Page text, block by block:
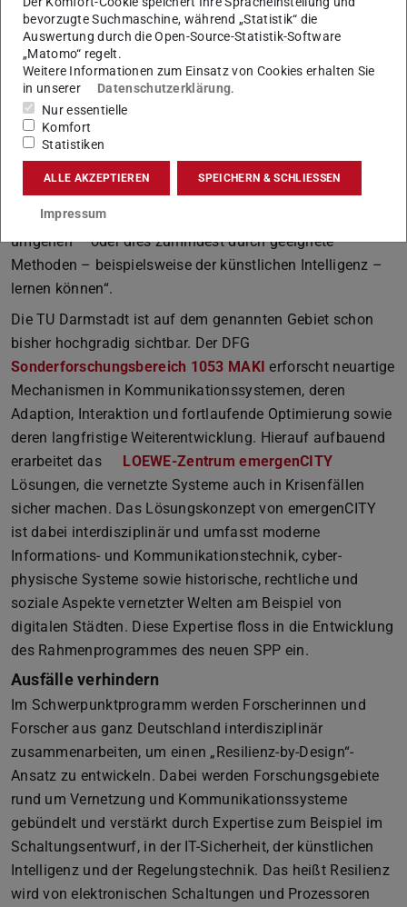
Prof. Matthias Hollick
Der SPP-Koordinator Prof. Falko Dressler ergänzt: „Diese
Kommunikationsnetze müssen mit einer stetig steigenden
Anzahl von bislang unbekannten Störungen und Angriffen
umgehen – oder dies zumindest durch geeignete
Methoden – beispielsweise der künstlichen Intelligenz –
lernen können“.
Die TU Darmstadt ist auf dem genannten Gebiet schon
bisher hochgradig sichtbar. Der DFG
Sonderforschungsbereich 1053 MAKI erforscht neuartige
Mechanismen in Kommunikationssystemen, deren
Adaption, Interaktion und fortlaufende Optimierung sowie
deren langfristige Weiterentwicklung. Hierauf aufbauend
erarbeitet das
LOEWE-Zentrum emergenCITY
Lösungen, die vernetzte Systeme auch in Krisenfällen
sicher machen. Das Lösungskonzept von emergenCITY
ist dabei interdisziplinär und umfasst moderne
Informations- und Kommunikationstechnik, cyber-
physische Systeme sowie historische, rechtliche und
soziale Aspekte vernetzter Welten am Beispiel von
digitalen Städten. Diese Expertise floss in die Entwicklung
des Rahmenprogrammes des neuen SPP ein.
Ausfälle verhindern
Im Schwerpunktprogramm werden Forscherinnen und
Forscher aus ganz Deutschland interdisziplinär
zusammenarbeiten, um einen „Resilienz-by-Design“-
Ansatz zu entwickeln. Dabei werden Forschungsgebiete
rund um Vernetzung und Kommunikationssysteme
gebündelt und verstärkt durch Expertise zum Beispiel im
Schaltungsentwurf, in der IT-Sicherheit, der künstlichen
Intelligenz und der Regelungstechnik. Das heißt Resilienz
wird von elektronischen Schaltungen und Prozessoren
bevorzugte Suchmaschine, während „Statistik“ die
Auswertung durch die Open-Source-Statistik-Software
„Matomo“ regelt.
Weitere Informationen zum Einsatz von Cookies erhalten Sie
in unserer
Datenschutzerklärung.
Nur essentielle
Komfort
Statistiken
ALLE AKZEPTIEREN SPEICHERN & SCHLIESSEN
Impressum